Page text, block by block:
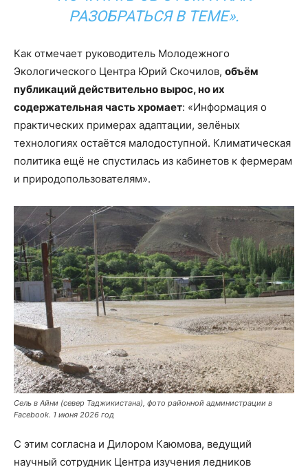
РАЗОБРАТЬСЯ В ТЕМЕ».
Как отмечает руководитель Молодежного
Экологического Центра Юрий Скочилов, объём
публикаций действительно вырос, но их
содержательная часть хромает: «Информация о
практических примерах адаптации, зелёных
технологиях остаётся малодоступной. Климатическая
политика ещё не спустилась из кабинетов к фермерам
и природопользователям».
Сель в Айни (север Таджикистана), фото районной администрации в
Facebook. 1 июня 2026 год
С этим согласна и Дилором Каюмова, ведущий
научный сотрудник Центра изучения ледников